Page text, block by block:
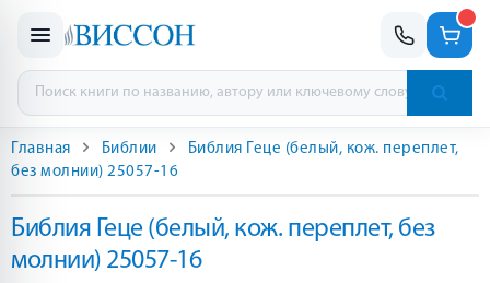
Главная Библии
Библия Геце (белый, кож. переплет,
без молнии) 25057-16
Библия Геце (белый, кож. переплет, без
молнии) 25057-16